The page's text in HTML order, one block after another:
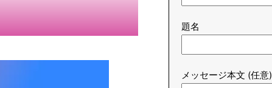
題名
メッセージ本文 (任意)